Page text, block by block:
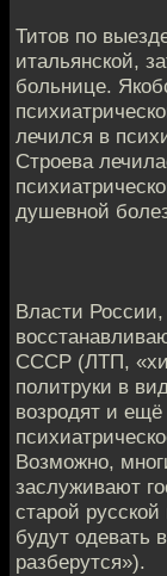
Титов по
итальянской,
больнице.
лечился в
Строева
душевной
Власти
СССР (ЛТП,
политруки в
возродят и ещё
Возможно,
заслуживают
старой
будут одевать
разберутся»).